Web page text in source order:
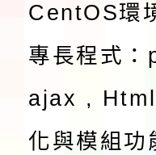
CentOS環
專長程式
ajax ,
化與模組功